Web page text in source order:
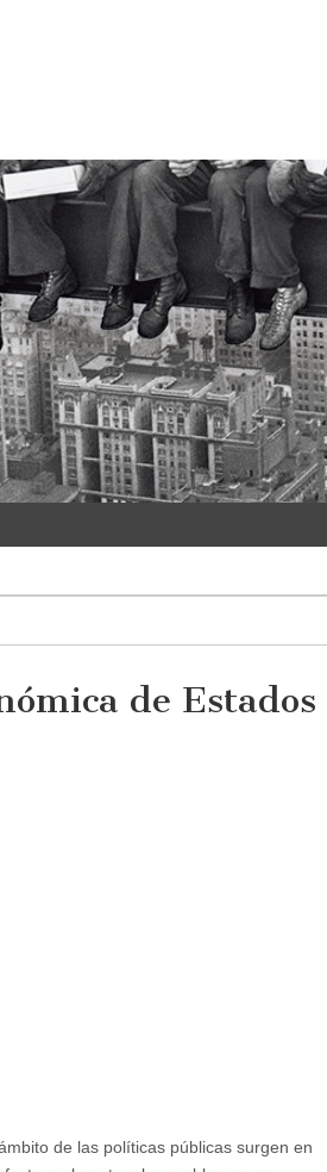
de Estados
de las políticas públicas surgen en